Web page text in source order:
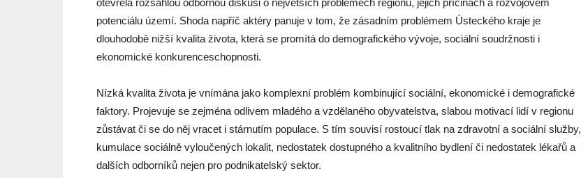
otevřela rozsáhlou odbornou diskusi o největších problémech regionu, jejich příčinách a rozvojovém
potenciálu území. Shoda napříč aktéry panuje v tom, že zásadním problémem Ústeckého kraje je
dlouhodobě nižší kvalita života, která se promítá do demografického vývoje, sociální soudržnosti i
ekonomické konkurenceschopnosti.
Nízká kvalita života je vnímána jako komplexní problém kombinující sociální, ekonomické i demografické
faktory. Projevuje se zejména odlivem mladého a vzdělaného obyvatelstva, slabou motivací lidí v regionu
zůstávat či se do něj vracet i stárnutím populace. S tím souvisí rostoucí tlak na zdravotní a sociální služby,
kumulace sociálně vyloučených lokalit, nedostatek dostupného a kvalitního bydlení či nedostatek lékařů a
dalších odborníků nejen pro podnikatelský sektor.